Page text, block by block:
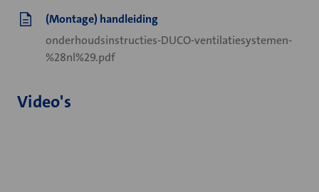
(Montage) handleiding
onderhoudsinstructies-DUCO-ventilatiesystemen-
%28nl%29.pdf
Video's